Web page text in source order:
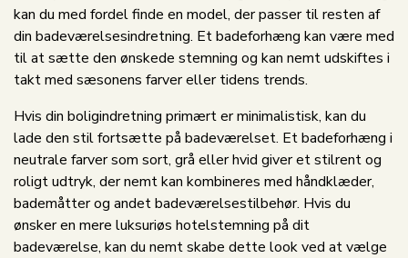
kan du med fordel finde en model, der passer til resten af
din badeværelsesindretning. Et badeforhæng kan være med
til at sætte den ønskede stemning og kan nemt udskiftes i
takt med sæsonens farver eller tidens trends.
Hvis din boligindretning primært er minimalistisk, kan du
lade den stil fortsætte på badeværelset. Et badeforhæng i
neutrale farver som sort, grå eller hvid giver et stilrent og
roligt udtryk, der nemt kan kombineres med håndklæder,
bademåtter og andet badeværelsestilbehør. Hvis du
ønsker en mere luksuriøs hotelstemning på dit
badeværelse, kan du nemt skabe dette look ved at vælge